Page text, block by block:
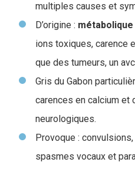
multiples causes et
D’origine : métabolique
ions toxiques, carence
que des tumeurs, un
Gris du Gabon
carences en calcium et
neurologiques.
Provoque :
spasmes vocaux et